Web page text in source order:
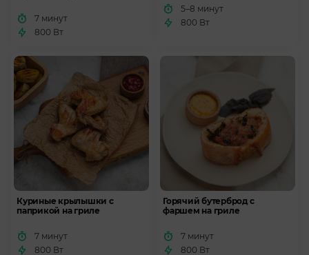
7 минут
800 Вт
5–8 минут
800 Вт
Куриные крылышки с
паприкой на гриле
7 минут
800 Вт
Горячий бутерброд с
фаршем на гриле
7 минут
800 Вт